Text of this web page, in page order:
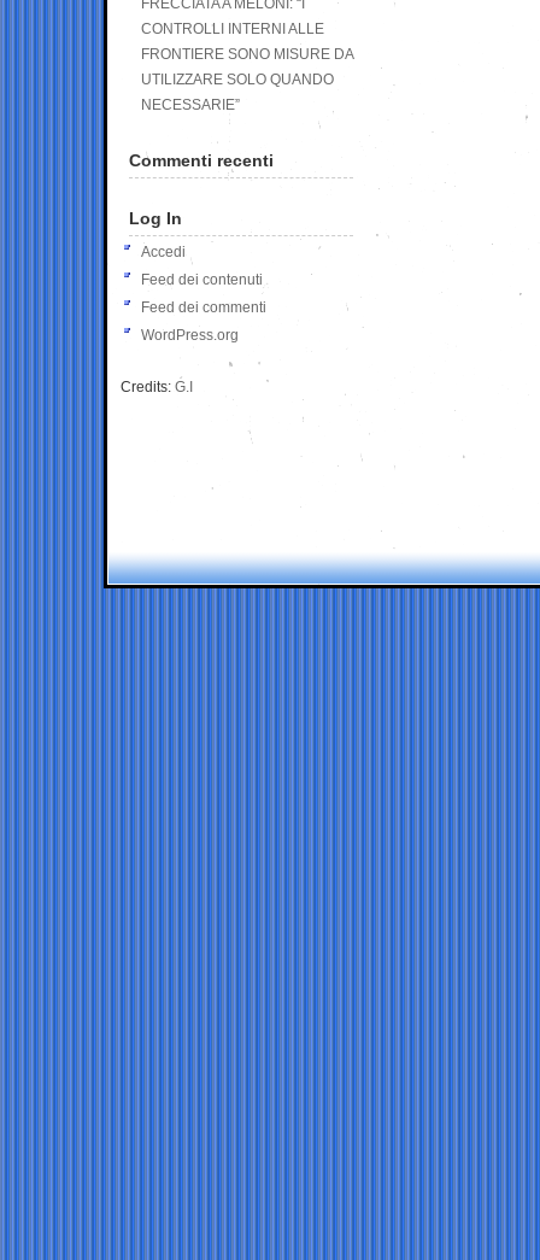
FRECCIATA A MELONI: “I
CONTROLLI INTERNI ALLE
FRONTIERE SONO MISURE DA
UTILIZZARE SOLO QUANDO
NECESSARIE”
Commenti recenti
Log In
Accedi
Feed dei contenuti
Feed dei commenti
WordPress.org
Credits: G.I